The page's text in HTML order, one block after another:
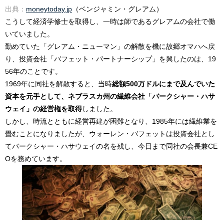
出典： moneytoday.jp （ベンジャミン・グレアム）
こうして経済学修士を取得し、一時は師であるグレアムの会社で働
いていました。
勤めていた「グレアム・ニューマン」の解散を機に故郷オマハへ戻
り、投資会社「バフェット・パートナーシップ」を興したのは、19
56年のことです。
1969年に同社を解散すると、当時総額500万ドルにまで及んでいた
資本を元手として、ネブラスカ州の繊維会社「バークシャー・ハサ
ウェイ」の経営権を取得しました。
しかし、時流とともに経営再建が困難となり、1985年には繊維業を
畳むことになりましたが、ウォーレン・バフェットは投資会社とし
てバークシャー・ハサウェイの名を残し、今日まで同社の会長兼CE
Oを務めています。